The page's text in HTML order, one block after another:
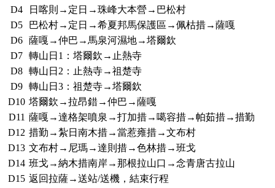
D4
日喀則→定日→珠峰大本營→巴松村
D5
巴松村→定日→希夏邦馬保護區→佩枯措→薩嘎
D6 薩嘎→仲巴→馬泉河濕地→塔爾欽
D7 轉山日1：塔爾欽→止熱寺
D8 轉山日2：止熱寺→祖楚寺
D9 轉山日3：祖楚寺→塔爾欽
D10 塔爾欽→拉昂錯→仲巴→薩嘎
D11 薩嘎→達格架噴泉→打加措→噶容措→帕茹措→措勤
D12 措勤→紮日南木措→當惹雍措→文布村
D13 文布村→尼瑪→達則措→色林措→班戈
D14 班戈→納木措南岸→那根拉山口→念青唐古拉山
D15 返回拉薩→送站/送機，結束行程